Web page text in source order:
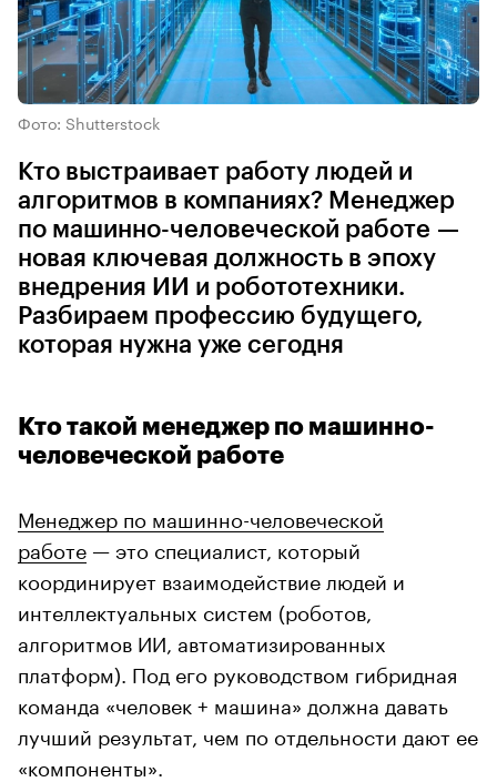
Фото: Shutterstock
Кто выстраивает работу людей и
алгоритмов в компаниях? Менеджер
по машинно-человеческой работе —
новая ключевая должность в эпоху
внедрения ИИ и робототехники.
Разбираем профессию будущего,
которая нужна уже сегодня
Кто такой менеджер по машинно-
человеческой работе
Менеджер по машинно-человеческой
работе — это специалист, который
координирует взаимодействие людей и
интеллектуальных систем (роботов,
алгоритмов ИИ, автоматизированных
платформ). Под его руководством гибридная
команда «человек + машина» должна давать
лучший результат, чем по отдельности дают ее
«компоненты».